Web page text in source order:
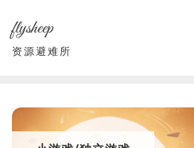
content
flysheep
资源避难所